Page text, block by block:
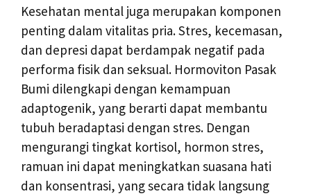
Kesehatan mental juga merupakan komponen
penting dalam vitalitas pria. Stres, kecemasan,
dan depresi dapat berdampak negatif pada
performa fisik dan seksual. Hormoviton Pasak
Bumi dilengkapi dengan kemampuan
adaptogenik, yang berarti dapat membantu
tubuh beradaptasi dengan stres. Dengan
mengurangi tingkat kortisol, hormon stres,
ramuan ini dapat meningkatkan suasana hati
dan konsentrasi, yang secara tidak langsung